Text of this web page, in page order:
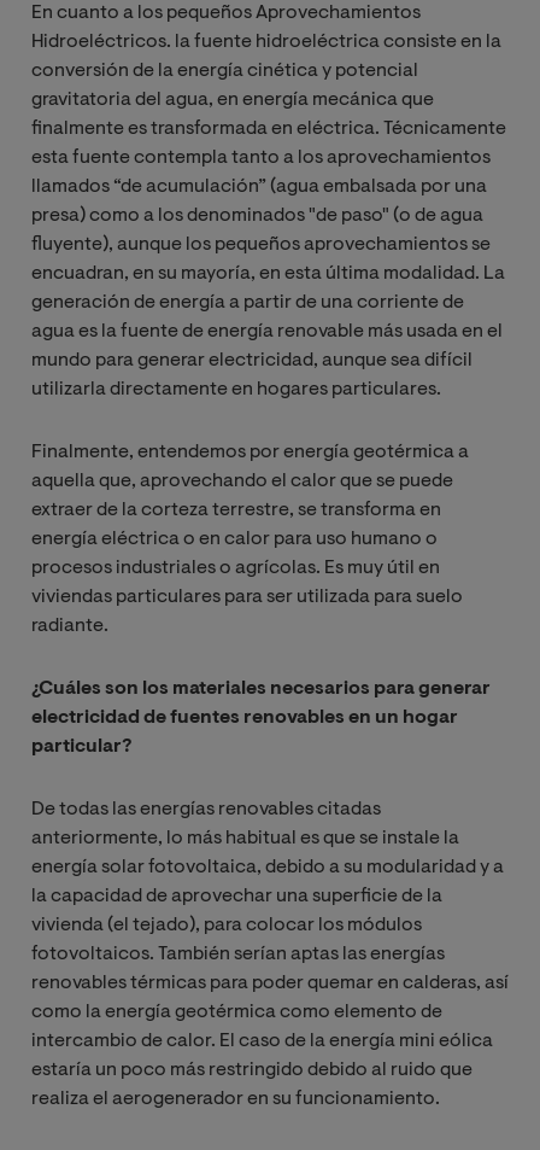
En cuanto a los pequeños Aprovechamientos
Hidroeléctricos. la fuente hidroeléctrica consiste en la
conversión de la energía cinética y potencial
gravitatoria del agua, en energía mecánica que
finalmente es transformada en eléctrica. Técnicamente
esta fuente contempla tanto a los aprovechamientos
llamados “de acumulación” (agua embalsada por una
presa) como a los denominados "de paso" (o de agua
fluyente), aunque los pequeños aprovechamientos se
encuadran, en su mayoría, en esta última modalidad. La
generación de energía a partir de una corriente de
agua es la fuente de energía renovable más usada en el
mundo para generar electricidad, aunque sea difícil
utilizarla directamente en hogares particulares.
Finalmente, entendemos por energía geotérmica a
aquella que, aprovechando el calor que se puede
extraer de la corteza terrestre, se transforma en
energía eléctrica o en calor para uso humano o
procesos industriales o agrícolas. Es muy útil en
viviendas particulares para ser utilizada para suelo
radiante.
¿Cuáles son los materiales necesarios para generar
electricidad de fuentes renovables en un hogar
particular?
De todas las energías renovables citadas
anteriormente, lo más habitual es que se instale la
energía solar fotovoltaica, debido a su modularidad y a
la capacidad de aprovechar una superficie de la
vivienda (el tejado), para colocar los módulos
fotovoltaicos. También serían aptas las energías
renovables térmicas para poder quemar en calderas, así
como la energía geotérmica como elemento de
intercambio de calor. El caso de la energía mini eólica
estaría un poco más restringido debido al ruido que
realiza el aerogenerador en su funcionamiento.